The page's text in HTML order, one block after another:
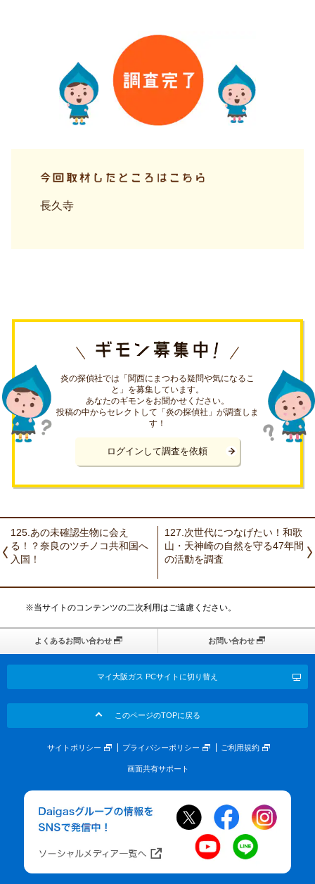
長久寺
炎の探偵社では「関西にまつわる疑問や気になるこ
と」を募集しています。
あなたのギモンをお聞かせください。
投稿の中からセレクトして「炎の探偵社」が調査しま
す！
ログインして調査を依頼
125.あの未確認生物に会え
る！？奈良のツチノコ共和国へ
入国！
127.次世代につなげたい！和歌
山・天神崎の自然を守る47年間
の活動を調査
※当サイトのコンテンツの二次利用はご遠慮ください。
よくあるお問い合わせ お問い合わせ
マイ大阪ガス PCサイトに切り替え
このページのTOPに戻る
サイトポリシー プライバシーポリシー ご利用規約
画面共有サポート